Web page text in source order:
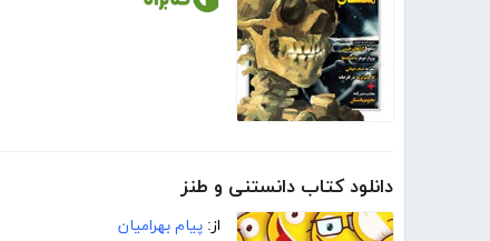
دانلود کتاب دانستنی و طنز
از: پیام بهرامیان